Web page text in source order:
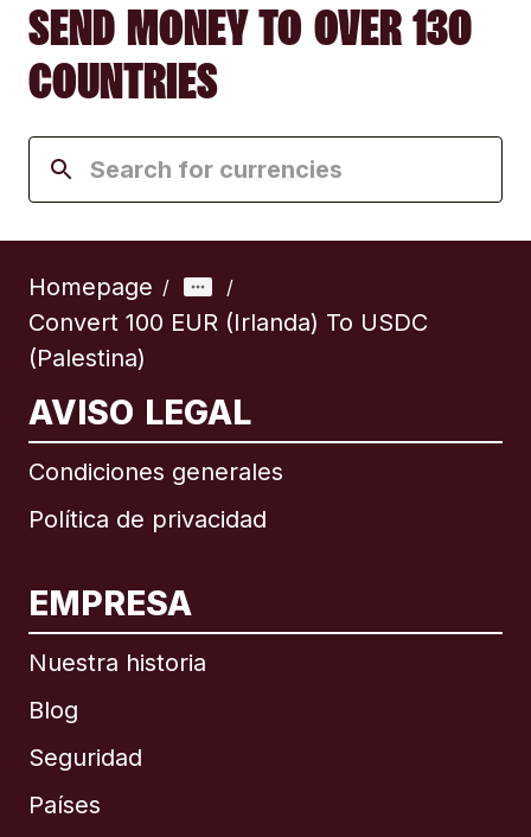
SEND MONEY TO OVER 130
COUNTRIES
Homepage / /
Convert 100 EUR (Irlanda) To USDC
(Palestina)
AVISO LEGAL
Condiciones generales
Política de privacidad
EMPRESA
Nuestra historia
Blog
Seguridad
Países